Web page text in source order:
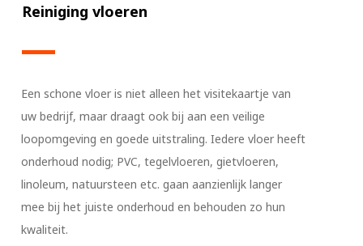
Reiniging vloeren
Een schone vloer is niet alleen het visitekaartje van
uw bedrijf, maar draagt ook bij aan een veilige
loopomgeving en goede uitstraling. Iedere vloer heeft
onderhoud nodig; PVC, tegelvloeren, gietvloeren,
linoleum, natuursteen etc. gaan aanzienlijk langer
mee bij het juiste onderhoud en behouden zo hun
kwaliteit.